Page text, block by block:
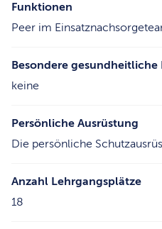
Funktionen
Peer im
Besondere gesundheitliche
keine
Persönliche Ausrüstung
Die persönliche
Anzahl Lehrgangsplätze
18